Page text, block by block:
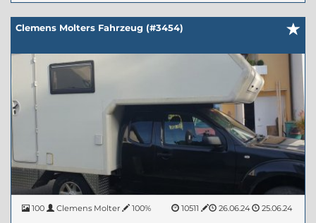
Clemens Molters Fahrzeug (#3454)
100 25.06.24
Clemens Molter 26.06.24
100% 10511